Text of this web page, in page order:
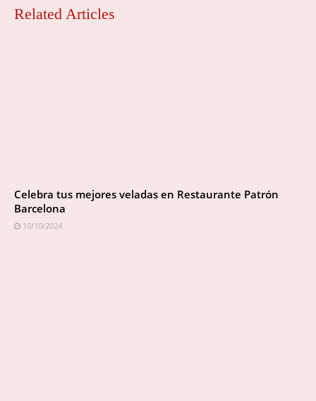
Related Articles
Celebra tus mejores veladas en Restaurante Patrón
Barcelona
10/10/2024